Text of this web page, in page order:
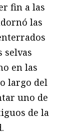
fin a las
las
selvas
en las
largo del
uno de
de la